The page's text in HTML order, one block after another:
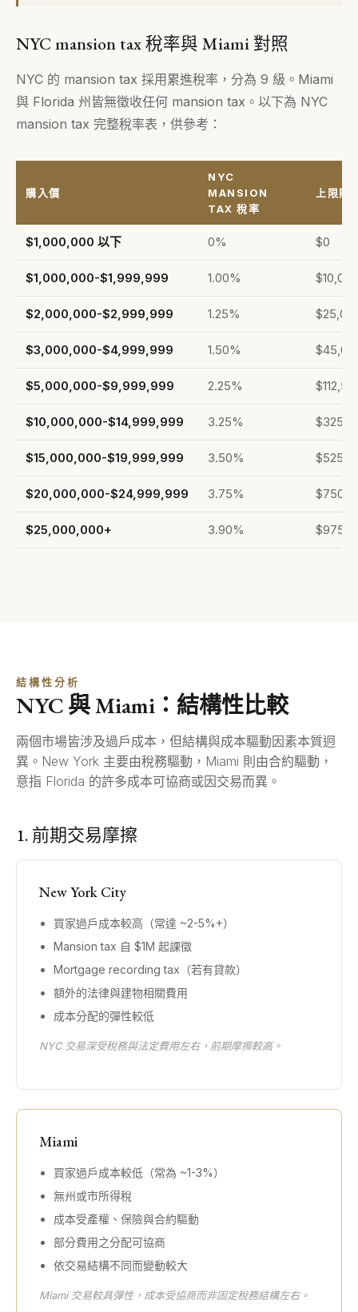
NYC mansion tax 稅率與 Miami 對照
NYC 的 mansion tax 採用累進稅率，分為 9 級。Miami
與 Florida 州皆無徵收任何 mansion tax。以下為 NYC
mansion tax 完整稅率表，供參考：
購入價
NYC
MANSION
TAX 稅率
上限購
$1,000,000 以下 0% $0
$1,000,000-$1,999,999 1.00%
$2,000,000-$2,999,999 1.25%
$3,000,000-$4,999,999 1.50%
$5,000,000-$9,999,999 2.25%
$10,000,000-$14,999,999 3.25%
$15,000,000-$19,999,999 3.50%
$20,000,000-$24,999,999 3.75%
$25,000,000+ 3.90%
結構性分析
NYC 與 Miami：結構性比較
兩個市場皆涉及過戶成本，但結構與成本驅動因素本質迥
異。New York 主要由稅務驅動，Miami 則由合約驅動，
意指 Florida 的許多成本可協商或因交易而異。
1. 前期交易摩擦
New York City
買家過戶成本較高（常達 ~2-5%+）
Mansion tax 自 $1M 起課徵
Mortgage recording tax（若有貸款）
額外的法律與建物相關費用
成本分配的彈性較低
NYC 交易深受稅務與法定費用左右，前期摩擦較高。
Miami
買家過戶成本較低（常為 ~1-3%）
無州或市所得稅
成本受產權、保險與合約驅動
部分費用之分配可協商
依交易結構不同而變動較大
Miami 交易較具彈性，成本受協商而非固定稅務結構左右。